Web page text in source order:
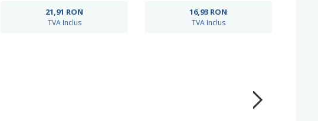
21,91 RON
TVA Inclus
16,93 RON
TVA Inclus